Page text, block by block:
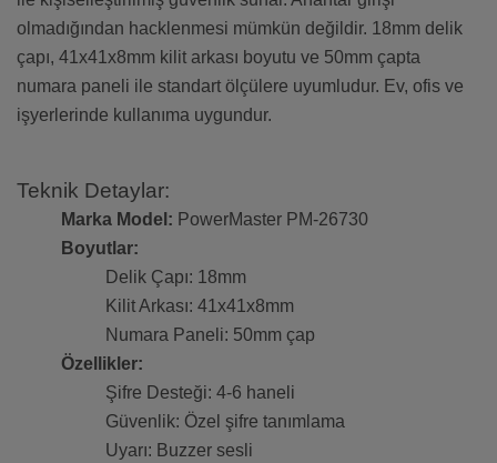
olmadığından hacklenmesi mümkün değildir. 18mm delik
çapı, 41x41x8mm kilit arkası boyutu ve 50mm çapta
numara paneli ile standart ölçülere uyumludur. Ev, ofis ve
işyerlerinde kullanıma uygundur.
Teknik Detaylar:
Marka Model: PowerMaster PM-26730
Boyutlar:
Delik Çapı: 18mm
Kilit Arkası: 41x41x8mm
Numara Paneli: 50mm çap
Özellikler:
Şifre Desteği: 4-6 haneli
Güvenlik: Özel şifre tanımlama
Uyarı: Buzzer sesli